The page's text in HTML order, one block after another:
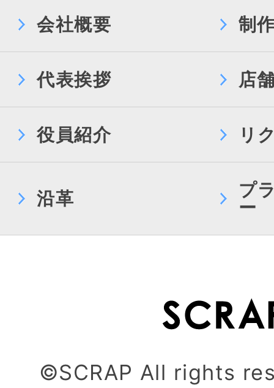
会社概要 制
代表挨拶 店
役員紹介 リ
沿革
プ
ー
©SCRAP All rights